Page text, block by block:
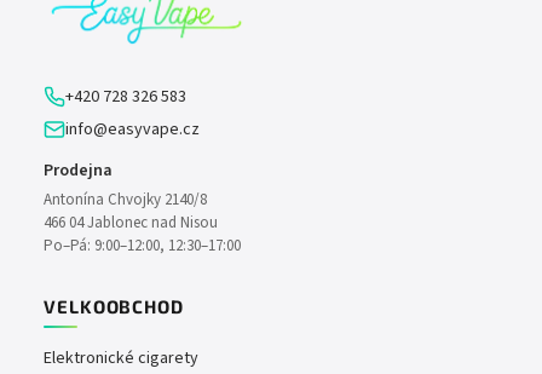
+420 728 326 583
info@easyvape.cz
Prodejna
Antonína Chvojky 2140/8
466 04 Jablonec nad Nisou
Po–Pá: 9:00–12:00, 12:30–17:00
VELKOOBCHOD
Elektronické cigarety